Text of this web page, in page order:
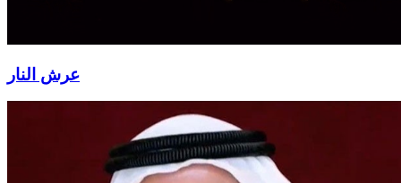
عرش النار